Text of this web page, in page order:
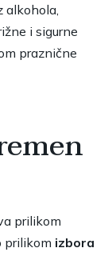
alkohola,
i sigurne
praznične
prilikom
prilikom izbora